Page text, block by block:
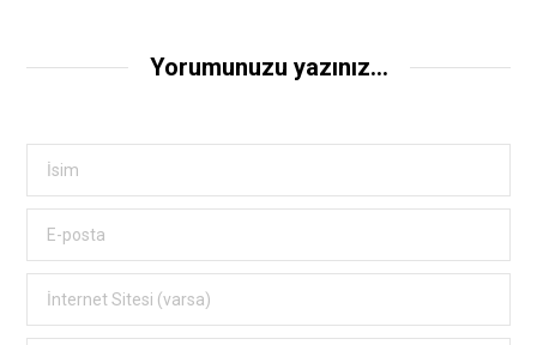
Yorumunuzu yazınız...